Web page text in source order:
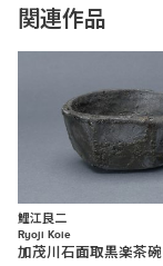
関連作品
鯉江良二
Ryoji Koie
加茂川石面取黒楽茶碗